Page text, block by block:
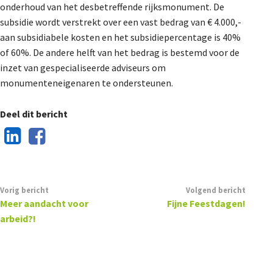
onderhoud van het desbetreffende rijksmonument. De
subsidie wordt verstrekt over een vast bedrag van € 4.000,-
aan subsidiabele kosten en het subsidiepercentage is 40%
of 60%. De andere helft van het bedrag is bestemd voor de
inzet van gespecialiseerde adviseurs om
monumenteneigenaren te ondersteunen.
Deel dit bericht
Vorig bericht
Meer aandacht voor
arbeid?!
Volgend bericht
Fijne Feestdagen!